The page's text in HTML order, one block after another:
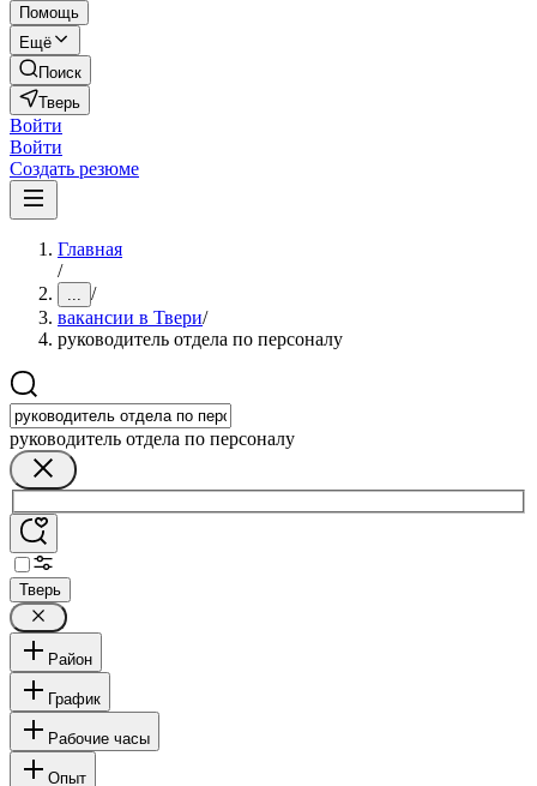
Помощь
Ещё
Поиск
Тверь
Войти
Войти
Создать резюме
Главная
/
... /
вакансии в Твери/
руководитель отдела по персоналу
руководитель отдела по персоналу
Тверь
Район
График
Рабочие часы
Опыт